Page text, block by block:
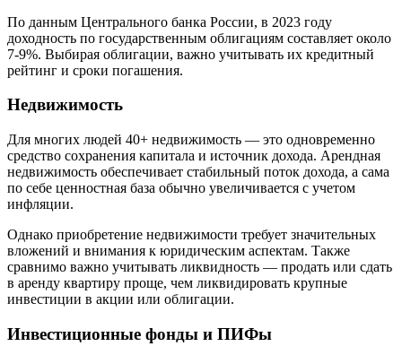
По данным Центрального банка России, в 2023 году
доходность по государственным облигациям составляет около
7-9%. Выбирая облигации, важно учитывать их кредитный
рейтинг и сроки погашения.
Недвижимость
Для многих людей 40+ недвижимость — это одновременно
средство сохранения капитала и источник дохода. Арендная
недвижимость обеспечивает стабильный поток дохода, а сама
по себе ценностная база обычно увеличивается с учетом
инфляции.
Однако приобретение недвижимости требует значительных
вложений и внимания к юридическим аспектам. Также
сравнимо важно учитывать ликвидность — продать или сдать
в аренду квартиру проще, чем ликвидировать крупные
инвестиции в акции или облигации.
Инвестиционные фонды и ПИФы